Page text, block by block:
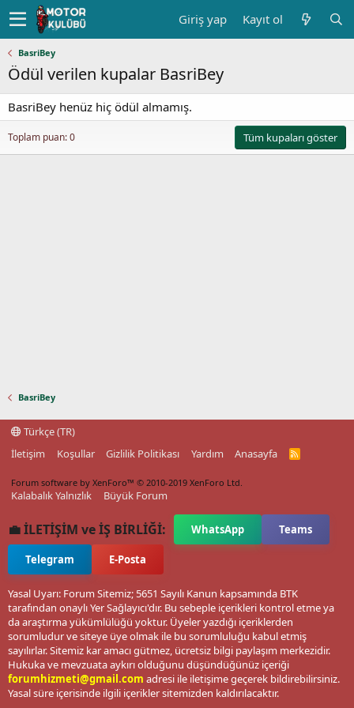
Giriş yap Kayıt ol
BasriBey
Ödül verilen kupalar BasriBey
BasriBey henüz hiç ödül almamış.
Toplam puan: 0 Tüm kupaları göster
BasriBey
Türkçe (TR)
İletişim
Koşullar Gizlilik Politikası Yardım Anasayfa
R
Forum software by XenForo™ © 2010-2019 XenForo Ltd.
Kalabalık Yalnızlık Büyük Forum
💼 İLETİŞİM ve İŞ BİRLİĞİ: WhatsApp Teams
Telegram E-Posta
Yasal Uyarı: Forum Sitemiz; 5651 Sayılı Kanun kapsamında BTK
tarafından onaylı Yer Sağlayıcı'dır. Bu sebeple içerikleri kontrol etme ya
da araştırma yükümlülüğü yoktur. Üyeler yazdığı içeriklerden
sorumludur ve siteye üye olmak ile bu sorumluluğu kabul etmiş
sayılırlar. Sitemiz kar amacı gütmez, ücretsiz bilgi paylaşım merkezidir.
Hukuka ve mevzuata aykırı olduğunu düşündüğünüz içeriği
forumhizmeti@gmail.com adresi ile iletişime geçerek bildirebilirsiniz.
Yasal süre içerisinde ilgili içerikler sitemizden kaldırılacaktır.